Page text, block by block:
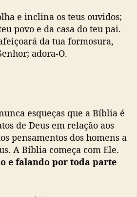
e inclina os teus ouvidos;
povo e da casa do teu pai.
da tua formosura,
adora-O.
esqueças que a Bíblia é
de Deus em relação aos
pensamentos dos homens a
A Bíblia começa com Ele.
e falando por toda parte